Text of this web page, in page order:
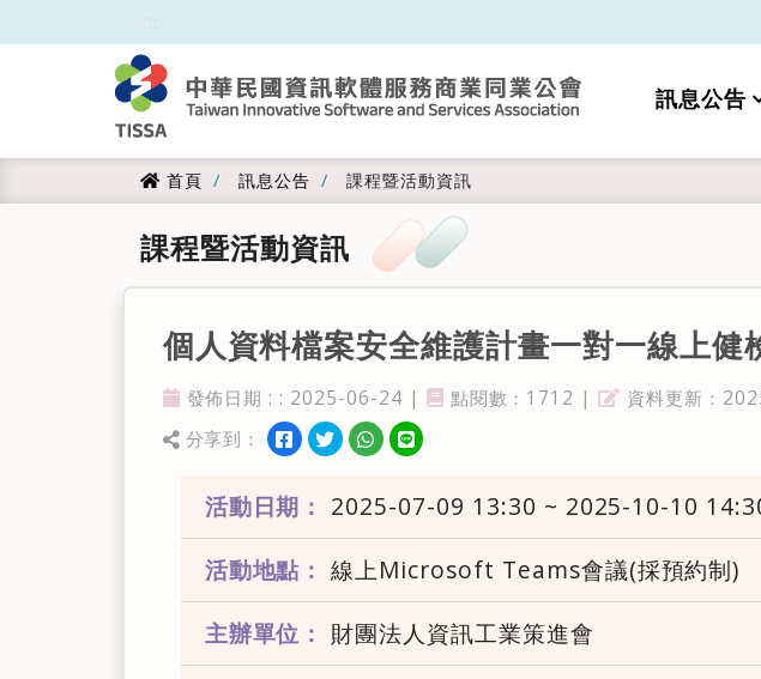
:::
訊息公告
首頁
首頁 訊息公告 課程暨活動資訊
課程暨活動資訊
個人資料檔案安全維護計畫一對一線上
發佈日期
發佈日期 : : 2025-06-24 | 點閱率
點閱數：1712 | 資料更新
資料更新：
分享
分享到： 分享到facebook
分享到twitter
分享到WhatsApp
分享到line
活動日期： 2025-07-09 13:30 ~ 2025-10-10
活動地點： 線上Microsoft Teams會議(採預約制)
主辦單位： 財團法人資訊工業策進會